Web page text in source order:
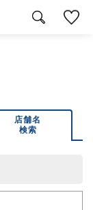
店舗名
検索